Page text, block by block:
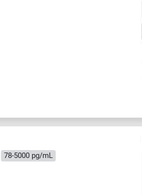
78-5000 pg/mL